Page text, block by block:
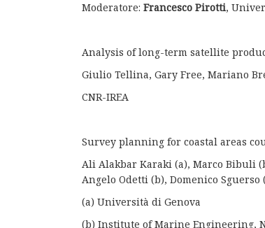
Moderatore: Francesco Pirotti,
Analysis of long-term satellite
Giulio Tellina, Gary Free, Mariano
CNR-IREA
Survey planning for coastal areas
Ali Alakbar Karaki (a), Marco Bibuli
Angelo Odetti (b), Domenico Sguerso
(a) Università di Genova
(b) Institute of Marine Engineering,